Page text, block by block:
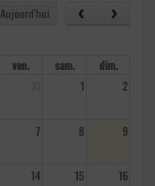
Aujourd'hui
ven. sam.
dim.
1 2
7 8 9
14 15 16